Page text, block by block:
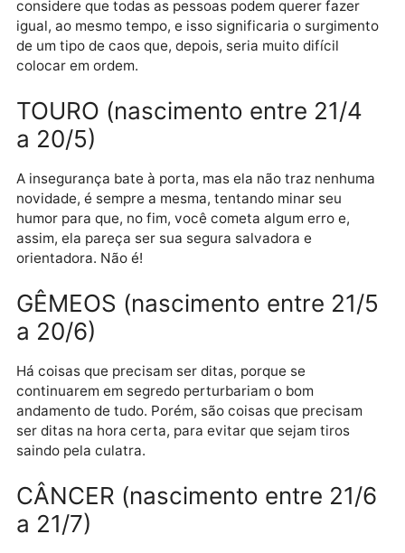
para viver despreocupadamente.
ÁRIES (nascimento entre 21/3
Imponha sua vontade, exercite seu direito, mas
igual, ao mesmo tempo, e isso significaria o
de um tipo de caos que, depois, seria muito difícil
colocar em ordem.
a 20/5)
novidade, é sempre a mesma, tentando minar seu
humor para que, no fim, você cometa algum erro e,
assim, ela pareça ser sua segura salvadora e
orientadora. Não é!
GÊMEOS (nascimento entre
a 20/6)